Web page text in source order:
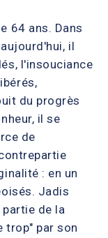
64 ans. Dans
il
l'insouciance
du progrès
il se
de
: en un
Jadis
de la
trop" par son